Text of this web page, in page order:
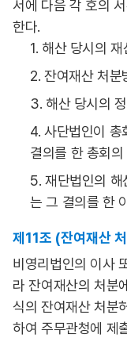
서에 다음 각 호의
한다.
1. 해산 당시의
2. 잔여재산 처분
3. 해산 당시의
4. 사단법인이 총
결의를 한 총회
5. 재단법인의 해
는 그 결의를 한
제11조 (잔여재산
비영리법인의 이사
라 잔여재산의 처분
식의 잔여재산 처분
하여 주무관청에 제